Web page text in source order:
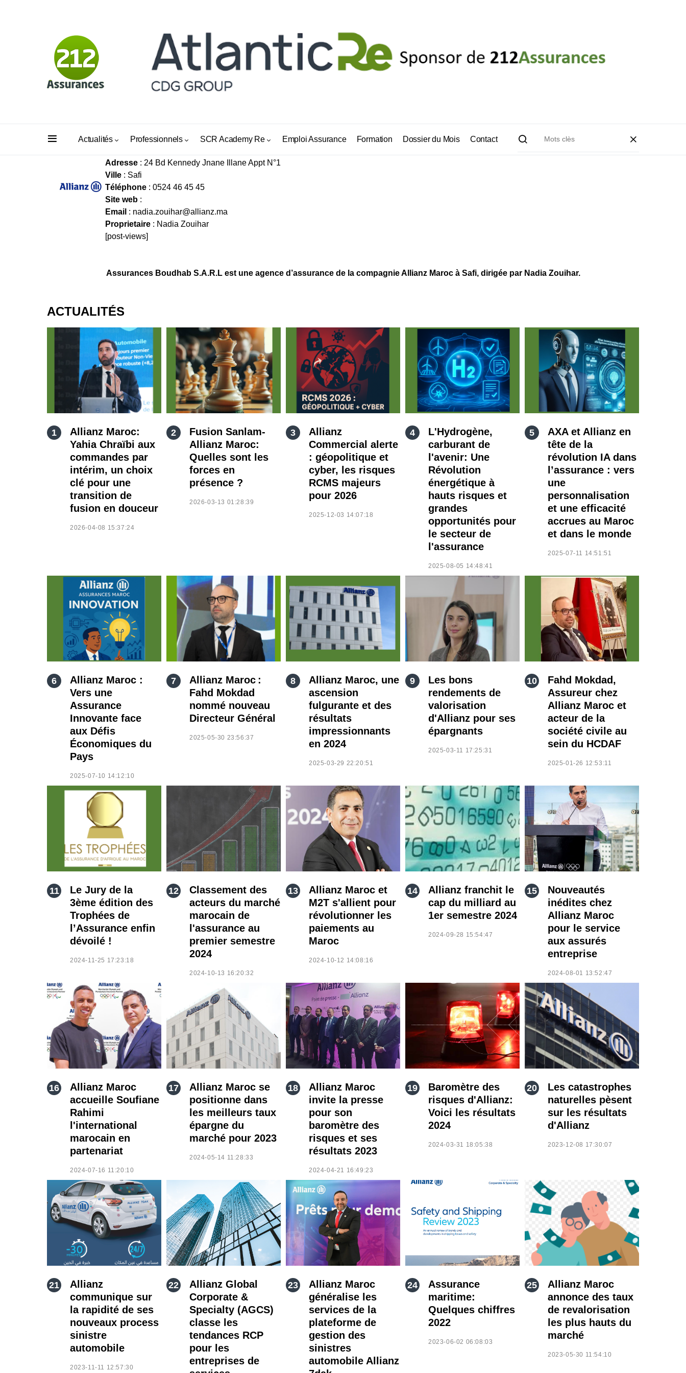
Actualités Professionnels SCR Academy Re Emploi Assurance Formation Dossier du Mois Contact
Assurances Boudhab S.A.R.L
Adresse : 24 Bd Kennedy Jnane Illane Appt N°1
Ville : Safi
Téléphone : 0524 46 45 45
Site web :
Email : nadia.zouihar@allianz.ma
Proprietaire : Nadia Zouihar
[post-views]
Assurances Boudhab S.A.R.L est une agence d’assurance de la compagnie Allianz Maroc à Safi, dirigée par Nadia Zouihar.
ACTUALITÉS
Allianz Maroc:
Yahia Chraïbi aux
commandes par
intérim, un choix
clé pour une
transition de
fusion en douceur
2026-04-08 15:37:24
Fusion Sanlam-
Allianz Maroc:
Quelles sont les
forces en
présence ?
2026-03-13 01:28:39
Allianz
Commercial alerte
: géopolitique et
cyber, les risques
RCMS majeurs
pour 2026
2025-12-03 14:07:18
L'Hydrogène,
carburant de
l'avenir: Une
Révolution
énergétique à
hauts risques et
grandes
opportunités pour
le secteur de
l'assurance
2025-08-05 14:48:41
AXA et Allianz en
tête de la
révolution IA dans
l’assurance : vers
une
personnalisation
et une efficacité
accrues au Maroc
et dans le monde
2025-07-11 14:51:51
Allianz Maroc :
Vers une
Assurance
Innovante face
aux Défis
Économiques du
Pays
2025-07-10 14:12:10
Allianz Maroc :
Fahd Mokdad
nommé nouveau
Directeur Général
2025-05-30 23:56:37
Allianz Maroc, une
ascension
fulgurante et des
résultats
impressionnants
en 2024
2025-03-29 22:20:51
Les bons
rendements de
valorisation
d'Allianz pour ses
épargnants
2025-03-11 17:25:31
Fahd Mokdad,
Assureur chez
Allianz Maroc et
acteur de la
société civile au
sein du HCDAF
2025-01-26 12:53:11
Le Jury de la
3ème édition des
Trophées de
l’Assurance enfin
dévoilé !
2024-11-25 17:23:18
Classement des
acteurs du marché
marocain de
l'assurance au
premier semestre
2024
2024-10-13 16:20:32
Allianz Maroc et
M2T s'allient pour
révolutionner les
paiements au
Maroc
2024-10-12 14:08:16
Allianz franchit le
cap du milliard au
1er semestre 2024
2024-09-28 15:54:47
Nouveautés
inédites chez
Allianz Maroc
pour le service
aux assurés
entreprise
2024-08-01 13:52:47
Allianz Maroc
accueille Soufiane
Rahimi
l'international
marocain en
partenariat
2024-07-16 11:20:10
Allianz Maroc se
positionne dans
les meilleurs taux
épargne du
marché pour 2023
2024-05-14 11:28:33
Allianz Maroc
invite la presse
pour son
baromètre des
risques et ses
résultats 2023
2024-04-21 16:49:23
Baromètre des
risques d'Allianz:
Voici les résultats
2024
2024-03-31 18:05:38
Les catastrophes
naturelles pèsent
sur les résultats
d'Allianz
2023-12-08 17:30:07
Allianz
communique sur
la rapidité de ses
nouveaux process
sinistre
automobile
2023-11-11 12:57:30
Allianz Global
Corporate &
Specialty (AGCS)
classe les
tendances RCP
pour les
entreprises de
Allianz Maroc
généralise les
services de la
plateforme de
gestion des
sinistres
automobile Allianz
Assurance
maritime:
Quelques chiffres
2022
2023-06-02 06:08:03
Allianz Maroc
annonce des taux
de revalorisation
les plus hauts du
marché
2023-05-30 11:54:10